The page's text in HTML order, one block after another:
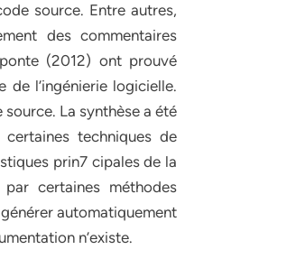
source. Entre autres,
des commentaires
(2012) ont prouvé
de l’ingénierie logicielle.
La synthèse a été
techniques de
prin7 cipales de la
certaines méthodes
automatiquement
n’existe.